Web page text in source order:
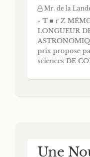
Mr. de la
« T ■ r Z
LONGUEUR
prix propose
sciences DE
LANDE,
Une